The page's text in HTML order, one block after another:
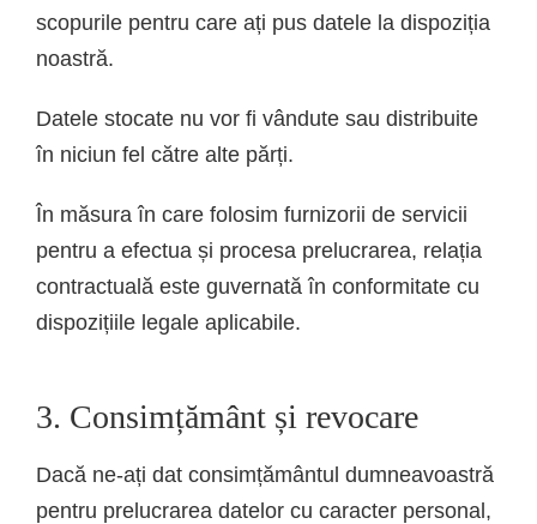
scopurile pentru care ați pus datele la dispoziția
noastră.
Datele stocate nu vor fi vândute sau distribuite
în niciun fel către alte părți.
În măsura în care folosim furnizorii de servicii
pentru a efectua și procesa prelucrarea, relația
contractuală este guvernată în conformitate cu
dispozițiile legale aplicabile.
3. Consimțământ și revocare
Dacă ne-ați dat consimțământul dumneavoastră
pentru prelucrarea datelor cu caracter personal,